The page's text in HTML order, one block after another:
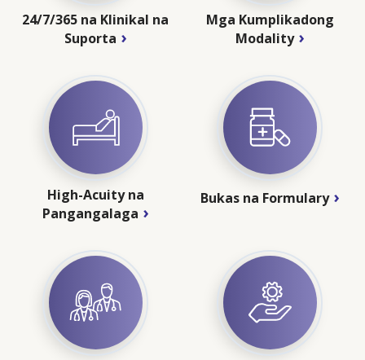
24/7/365 na Klinikal na
Suporta
Mga Kumplikadong
Modality
High-Acuity na
Pangangalaga
Bukas na Formulary